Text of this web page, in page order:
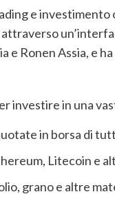
e
e Ronen Assia, e
investire in una
in borsa di
Litecoin e
grano e altre